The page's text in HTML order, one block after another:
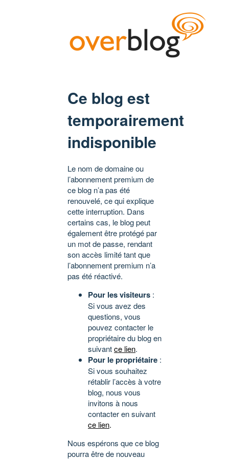
Ce blog est
temporairement
indisponible
Le nom de domaine ou
l’abonnement premium de
ce blog n’a pas été
renouvelé, ce qui explique
cette interruption. Dans
certains cas, le blog peut
également être protégé par
un mot de passe, rendant
son accès limité tant que
l’abonnement premium n’a
pas été réactivé.
Pour les visiteurs :
Si vous avez des
questions, vous
pouvez contacter le
propriétaire du blog en
suivantce lien.
Pour le propriétaire :
Si vous souhaitez
rétablir l’accès à votre
blog, nous vous
invitons à nous
contacter en suivant
ce lien.
Nous espérons que ce blog
pourra être de nouveau